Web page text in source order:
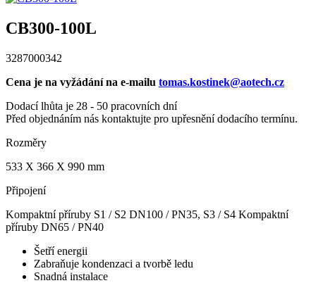
CB300-100L
3287000342
Cena je na vyžádání na e-mailu tomas.kostinek@aotech.cz
Dodací lhůta je 28 - 50 pracovních dní
Před objednáním nás kontaktujte pro upřesnění dodacího termínu.
Rozměry
533 X 366 X 990 mm
Připojení
Kompaktní příruby S1 / S2 DN100 / PN35, S3 / S4 Kompaktní
příruby DN65 / PN40
Šetří energii
Zabraňuje kondenzaci a tvorbě ledu
Snadná instalace